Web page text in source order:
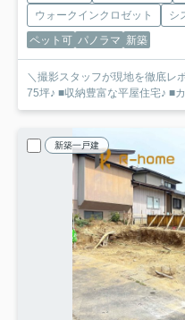
ウォークインクロゼット
シ
ペット可 パノラマ 新築
＼撮影スタッフが現地を徹底レ
75坪♪ ■収納豊富な平屋住宅♪ ■
新築一戸建